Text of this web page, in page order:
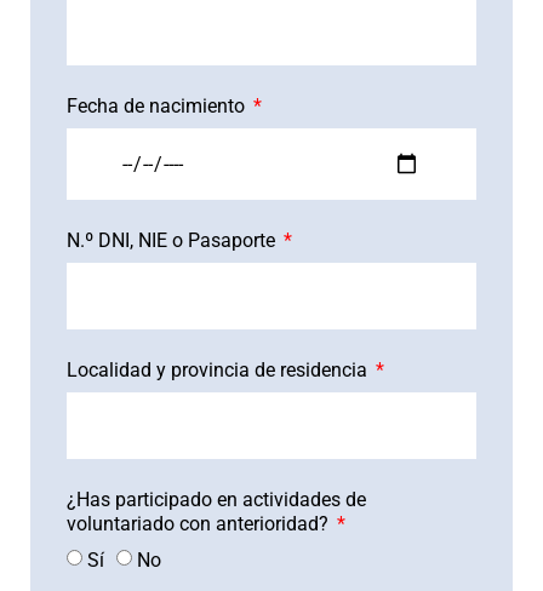
Fecha de nacimiento
N.º DNI, NIE o Pasaporte
Localidad y provincia de residencia
¿Has participado en actividades de
voluntariado con anterioridad?
Sí
No